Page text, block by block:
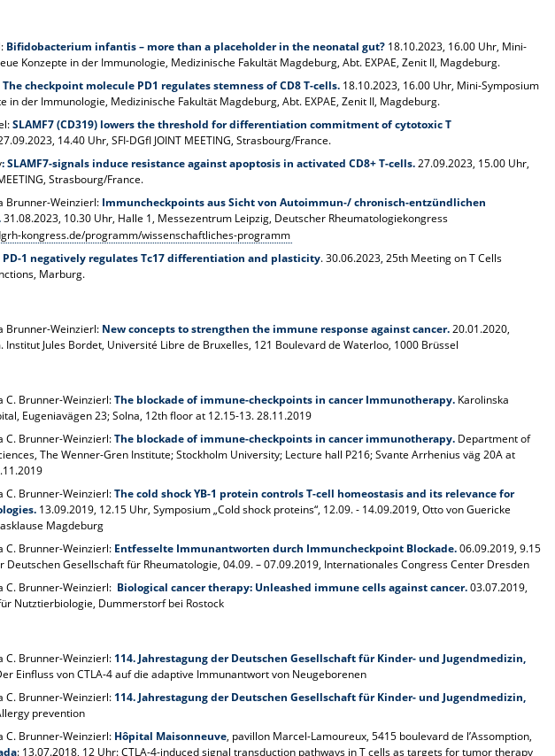
Bifidobacterium infantis – more than a placeholder in the neonatal gut? 18.10.2023, 16.00 Uhr, Mini-
Konzepte in der Immunologie, Medizinische Fakultät Magdeburg, Abt. EXPAE, Zenit II, Magdeburg.
The checkpoint molecule PD1 regulates stemness of CD8 T-cells. 18.10.2023, 16.00 Uhr, Mini-Symposium
in der Immunologie, Medizinische Fakultät Magdeburg, Abt. EXPAE, Zenit II, Magdeburg.
SLAMF7 (CD319) lowers the threshold for differentiation commitment of cytotoxic T
14.40 Uhr, SFI-DGfI JOINT MEETING, Strasbourg/France.
: SLAMF7-signals induce resistance against apoptosis in activated CD8+ T-cells.27.09.2023, 15.00 Uhr,
Strasbourg/France.
Brunner-Weinzierl: Immuncheckpoints aus Sicht von Autoimmun-/ chronisch-entzündlichen
31.08.2023, 10.30 Uhr, Halle 1, Messezentrum Leipzig, Deutscher Rheumatologiekongress
kongress.de/programm/wissenschaftliches-programm
PD-1 negatively regulates Tc17 differentiation and plasticity. 30.06.2023, 25th Meeting on T Cells
Marburg.
Brunner-Weinzierl: New concepts to strengthen the immune response against cancer.20.01.2020,
Institut Jules Bordet, Université Libre de Bruxelles, 121 Boulevard de Waterloo, 1000 Brüssel
C. Brunner-Weinzierl:The blockade of immune-checkpoints in cancer Immunotherapy. Karolinska
Eugeniavägen 23; Solna, 12th floor at 12.15-13. 28.11.2019
C. Brunner-Weinzierl:The blockade of immune-checkpoints in cancer immunotherapy. Department of
The Wenner-Gren Institute; Stockholm University; Lecture hall P216; Svante Arrhenius väg 20A at
C. Brunner-Weinzierl:The cold shock YB-1 protein controls T-cell homeostasis and its relevance for
13.09.2019, 12.15 Uhr, Symposium „Cold shock proteins“, 12.09. - 14.09.2019, Otto von Guericke
Magdeburg
C. Brunner-Weinzierl: Entfesselte Immunantworten durch Immuncheckpoint Blockade.06.09.2019, 9.15
Deutschen Gesellschaft für Rheumatologie, 04.09. – 07.09.2019, Internationales Congress Center Dresden
C. Brunner-Weinzierl: Biological cancer therapy: Unleashed immune cells against cancer.03.07.2019,
Nutztierbiologie, Dummerstorf bei Rostock
C. Brunner-Weinzierl: 114. Jahrestagung der Deutschen Gesellschaft für Kinder- und Jugendmedizin,
Einfluss von CTLA-4 auf die adaptive Immunantwort von Neugeborenen
C. Brunner-Weinzierl: 114. Jahrestagung der Deutschen Gesellschaft für Kinder- und Jugendmedizin,
prevention
C. Brunner-Weinzierl: Hôpital Maisonneuve, pavillon Marcel-Lamoureux, 5415 boulevard de l’Assomption,
: 13.07.2018, 12 Uhr: CTLA-4-induced signal transduction pathways in T cells as targets for tumor therapy